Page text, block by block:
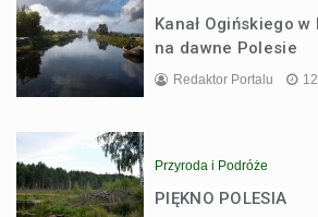
Kanał Ogińskiego
na dawne Polesie
Redaktor Portalu
Przyroda i Podróże
PIĘKNO POLESIA